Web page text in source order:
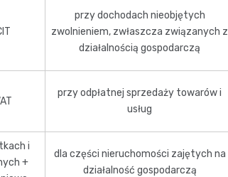
przy dochodach nieobjętych
zwolnieniem, zwłaszcza związanych z
działalnością gospodarczą
przy odpłatnej sprzedaży towarów i
usług
i
+
dla części nieruchomości zajętych na
działalność gospodarczą